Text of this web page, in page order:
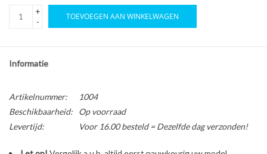
+
-
TOEVOEGEN AAN WINKELWAGEN
Informatie
Artikelnummer:
1004
Beschikbaarheid:
Op voorraad
Levertijd:
Voor 16.00 besteld = Dezelfde dag verzonden!